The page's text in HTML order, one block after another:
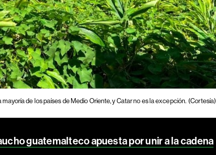
mayoría de los países de Medio Oriente, y Catar no es la excepción. (Cortesía)
guatemalteco apuesta por unir a la cadena